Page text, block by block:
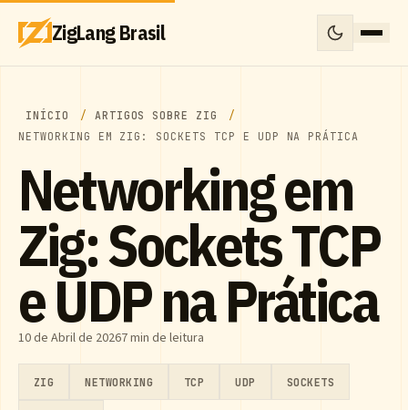
ZigLang Brasil
INÍCIO
ARTIGOS SOBRE ZIG
NETWORKING EM ZIG: SOCKETS TCP E UDP NA PRÁTICA
Networking em
Zig: Sockets TCP
e UDP na Prática
10 de Abril de 20267 min de leitura
ZIG NETWORKING TCP UDP SOCKETS